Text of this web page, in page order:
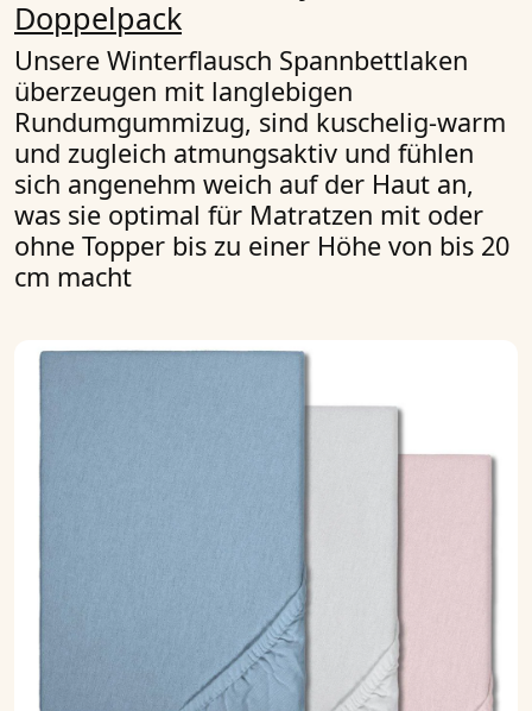
Doppelpack
Unsere Winterflausch Spannbettlaken
überzeugen mit langlebigen
Rundumgummizug, sind kuschelig-warm
und zugleich atmungsaktiv und fühlen
sich angenehm weich auf der Haut an,
was sie optimal für Matratzen mit oder
ohne Topper bis zu einer Höhe von bis 20
cm macht